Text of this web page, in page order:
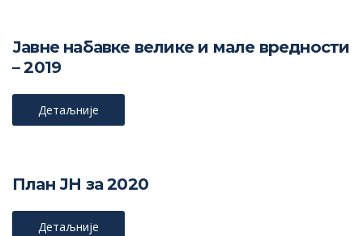
Јавне набавке велике и мале вредности
– 2019
Детаљније
План ЈН за 2020
Детаљније